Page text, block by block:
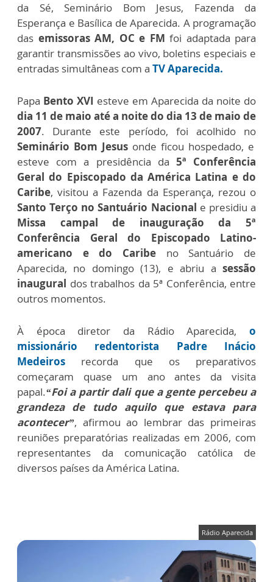
da Sé, Seminário Bom Jesus, Fazenda da
Esperança e Basílica de Aparecida. A programação
das emissoras AM, OC e FM foi adaptada para
garantir transmissões ao vivo, boletins especiais e
entradas simultâneas com a TV Aparecida.
Papa Bento XVI esteve em Aparecida da noite do
dia 11 de maio até a noite do dia 13 de maio de
2007. Durante este período, foi acolhido no
Seminário Bom Jesus onde ficou hospedado, e
esteve com a presidência da 5ª Conferência
Geral do Episcopado da América Latina e do
Caribe, visitou a Fazenda da Esperança, rezou o
Santo Terço no Santuário Nacional e presidiu a
Missa campal de inauguração da 5ª
Conferência Geral do Episcopado Latino-
americano e do Caribe no Santuário de
Aparecida, no domingo (13), e abriu a sessão
inaugural dos trabalhos da 5ª Conferência, entre
outros momentos.
À época diretor da Rádio Aparecida, o
missionário redentorista Padre Inácio
Medeiros recorda que os preparativos
começaram quase um ano antes da visita
papal.“Foi a partir dali que a gente percebeu a
grandeza de tudo aquilo que estava para
acontecer”, afirmou ao lembrar das primeiras
reuniões preparatórias realizadas em 2006, com
representantes da comunicação católica de
diversos países da América Latina.
Rádio Aparecida